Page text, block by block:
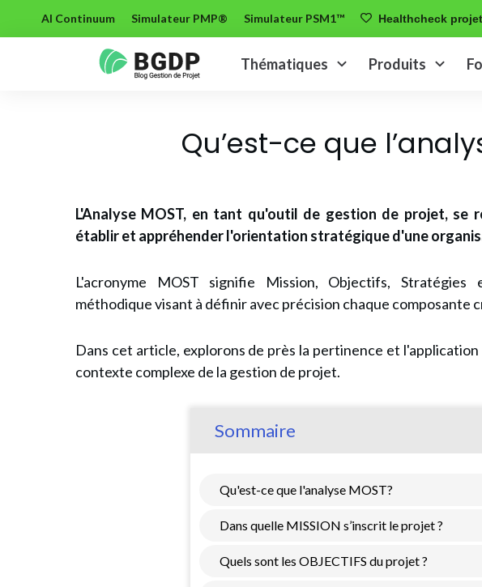
AI Continuum Simulateur PMP® Simulateur PSM1™ Healthcheck projet
Thématiques Produits
Qu’est-ce que
L'Analyse MOST, en tant qu'outil de gestion de projet, se
établir et appréhender l'orientation stratégique d'une
L'acronyme MOST signifie Mission, Objectifs,
méthodique visant à définir avec précision chaque composante
Dans cet article, explorons de près la pertinence et
contexte complexe de la gestion de projet.
Sommaire
Qu'est-ce que l'analyse MOST?
Dans quelle MISSION s’inscrit le projet ?
Quels sont les OBJECTIFS du projet ?